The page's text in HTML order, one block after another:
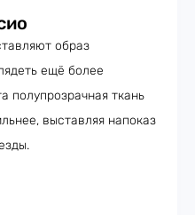
образ
ещё более
полупрозрачная ткань
выставляя напоказ